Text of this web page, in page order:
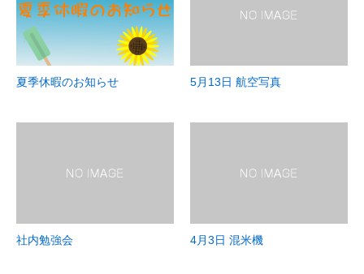
夏季休暇のお知らせ 5月13日 航空写真
社内勉強会 4月3日 混米機